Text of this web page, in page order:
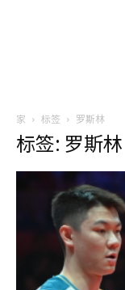
家 标签 罗斯林
标签: 罗斯林